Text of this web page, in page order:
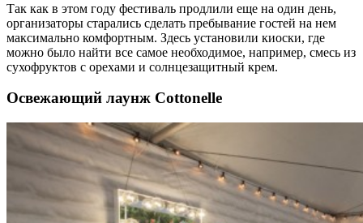
Так как в этом году фестиваль продлили еще на один день,
организаторы старались сделать пребывание гостей на нем
максимально комфортным. Здесь установили киоски, где
можно было найти все самое необходимое, например, смесь из
сухофруктов с орехами и солнцезащитный крем.
Освежающий лаунж Cottonelle